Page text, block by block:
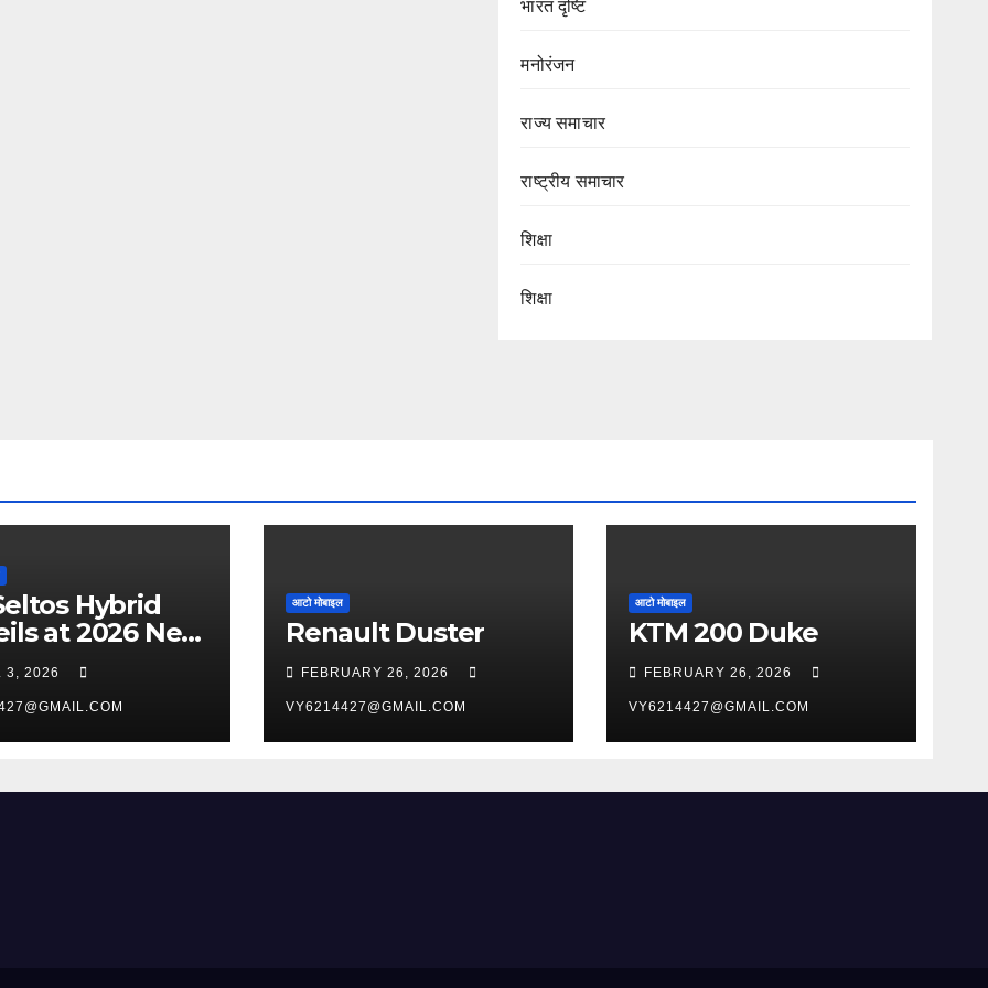
भारत दृष्टि
मनोरंजन
राज्य समाचार
राष्ट्रीय समाचार
शिक्षा
शिक्षा
Hybrid
at 2026 New
International
Show
3, 2026
आटो मोबाइल
Renault Duster
FEBRUARY 26, 2026
VY6214427@GMAIL.COM
आटो मोबाइल
KTM 200 Duke
FEBRUARY 26, 2026
VY6214427@GMAIL.COM